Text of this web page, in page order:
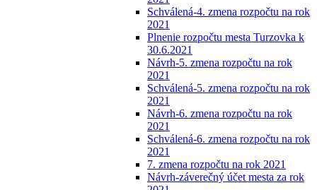
Schválená-4. zmena rozpočtu na rok
2021
Plnenie rozpočtu mesta Turzovka k
30.6.2021
Návrh-5. zmena rozpočtu na rok
2021
Schválená-5. zmena rozpočtu na rok
2021
Návrh-6. zmena rozpočtu na rok
2021
Schválená-6. zmena rozpočtu na rok
2021
7. zmena rozpočtu na rok 2021
Návrh-záverečný účet mesta za rok